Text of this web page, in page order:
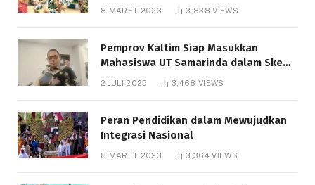
8 MARET 2023 3,838VIEWS
Pemprov Kaltim Siap Masukkan
Mahasiswa UT Samarinda dalam Skema
Bantuan Pendidikan Gratispol
2 JULI 2025 3,468 VIEWS
Peran Pendidikan dalam Mewujudkan
Integrasi Nasional
8 MARET 2023 3,364VIEWS